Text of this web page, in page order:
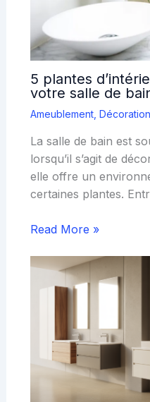
5 plantes
votre salle de
Ameublement, Décoration
La salle de bain est
lorsqu’il s’agit de
elle offre un
certaines plantes.
Read More »